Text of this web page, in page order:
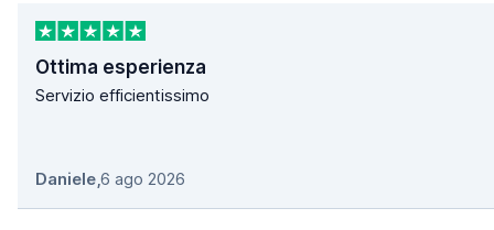
Ottima esperienza
Servizio efficientissimo
Daniele,6 ago 2026